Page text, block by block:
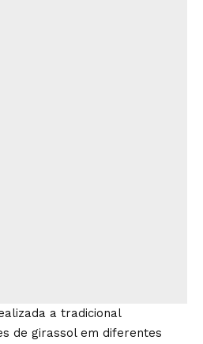
a tradicional
de girassol em diferentes